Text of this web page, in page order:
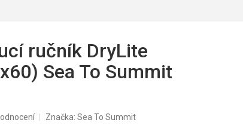
ručník DryLite
Sea To Summit
Značka: Sea To Summit